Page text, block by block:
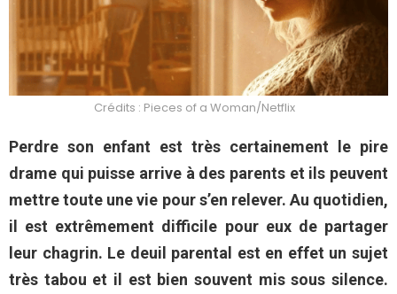
Crédits : Pieces of a Woman/Netflix
Perdre son enfant est très certainement le pire
drame qui puisse arrive à des parents et ils peuvent
mettre toute une vie pour s’en relever. Au quotidien,
il est extrêmement difficile pour eux de partager
leur chagrin. Le deuil parental est en effet un sujet
très tabou et il est bien souvent mis sous silence.